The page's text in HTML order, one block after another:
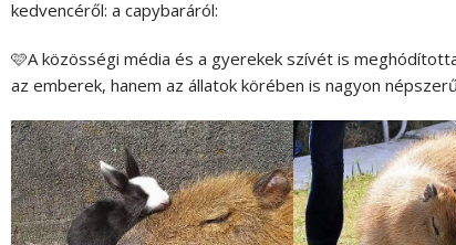
kedvencéről: a capybaráról:
🩷A közösségi média és a gyerekek szívét is
az emberek, hanem az állatok körében is nagyon